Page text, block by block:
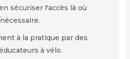
sécuriser l'accès là où
à la pratique par des
à vélo.